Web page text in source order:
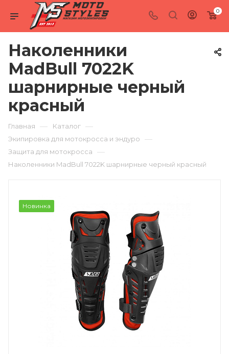
0
Наколенники
MadBull 7022K
шарнирные черный
красный
Главная — Каталог —
Экипировка для мотокросса и эндуро —
Защита для мотокросса —
Наколенники MadBull 7022K шарнирные черный красный
Новинка